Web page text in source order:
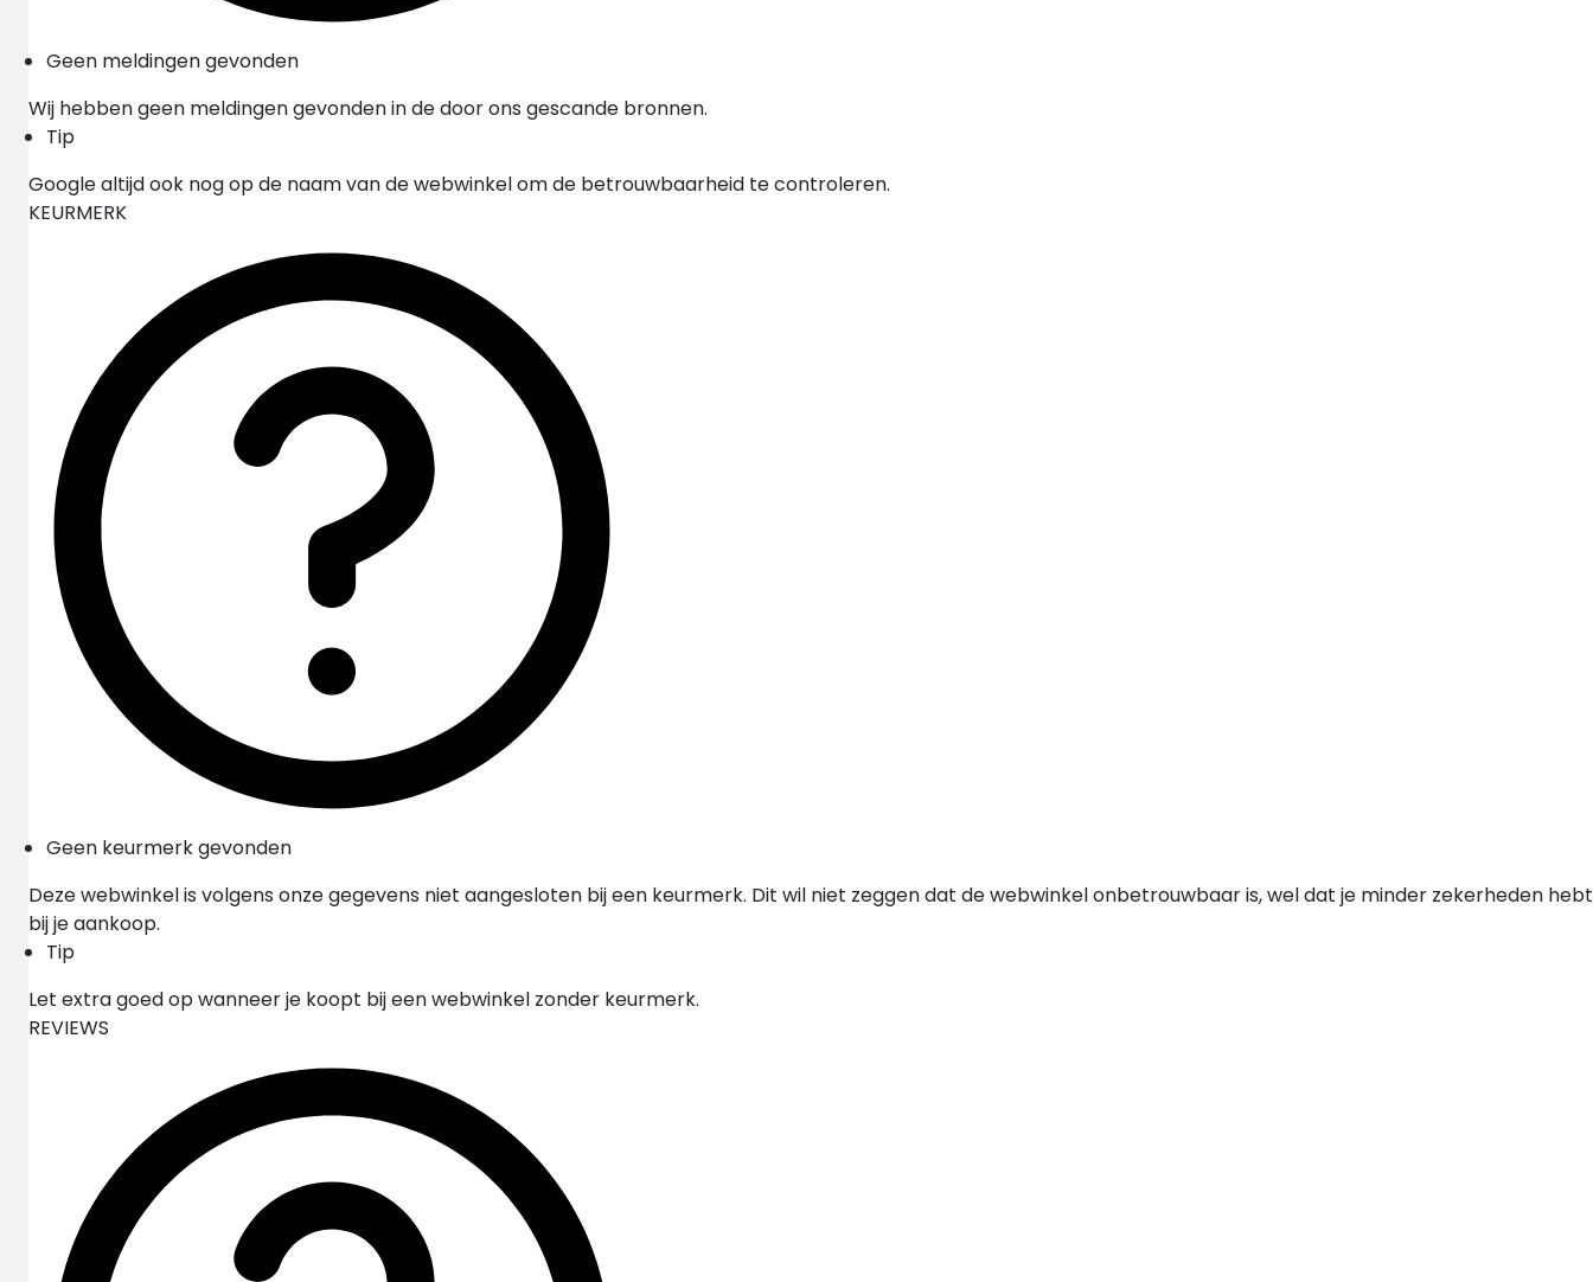
Geen meldingen gevonden
Wij hebben geen meldingen gevonden in de door ons gescande bronnen.
Tip
Google altijd ook nog op de naam van de webwinkel om de betrouwbaarheid te controleren.
KEURMERK
Geen keurmerk gevonden
Deze webwinkel is volgens onze gegevens niet aangesloten bij een keurmerk. Dit wil niet zeggen dat de webwinkel onbetrouwbaar is, wel dat je minder zekerheden hebt
bij je aankoop.
Tip
Let extra goed op wanneer je koopt bij een webwinkel zonder keurmerk.
REVIEWS